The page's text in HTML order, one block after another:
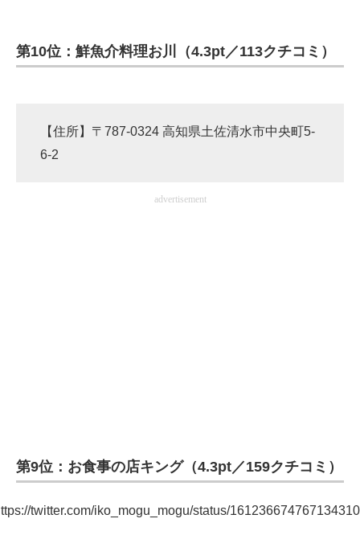
第10位：鮮魚介料理お川（4.3pt／113クチコミ）
【住所】〒787-0324 高知県土佐清水市中央町5-
6-2
advertisement
第9位：お食事の店キング（4.3pt／159クチコミ）
twitter.com/iko_mogu_mogu/status/